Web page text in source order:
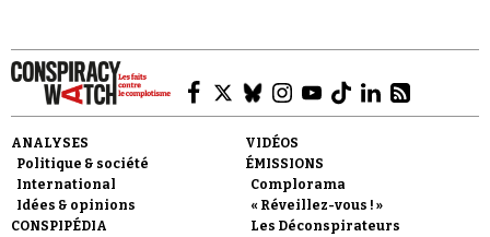
ANALYSES
Politique & société
International
Idées & opinions
CONSPIPÉDIA
VIDÉOS
ÉMISSIONS
Complorama
« Réveillez-vous ! »
Les Déconspirateurs